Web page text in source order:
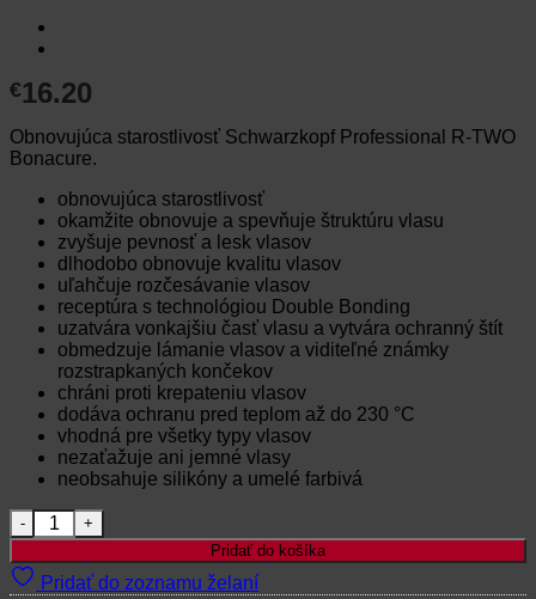
€16.20
Obnovujúca starostlivosť Schwarzkopf Professional R-TWO
Bonacure.
obnovujúca starostlivosť
okamžite obnovuje a spevňuje štruktúru vlasu
zvyšuje pevnosť a lesk vlasov
dlhodobo obnovuje kvalitu vlasov
uľahčuje rozčesávanie vlasov
receptúra s technológiou Double Bonding
uzatvára vonkajšiu časť vlasu a vytvára ochranný štít
obmedzuje lámanie vlasov a viditeľné známky
rozstrapkaných končekov
chráni proti krepateniu vlasov
dodáva ochranu pred teplom až do 230 °C
vhodná pre všetky typy vlasov
nezaťažuje ani jemné vlasy
neobsahuje silikóny a umelé farbivá
množstvo Schwarzkopf-R-TWO BC RENEWAL SEALER
Pridať do košíka
Pridať do zoznamu želaní